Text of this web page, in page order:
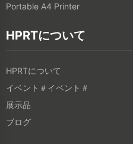
Portable A4 Printer
HPRTについて
HPRTについて
イベント＃イベント＃
展示品
ブログ